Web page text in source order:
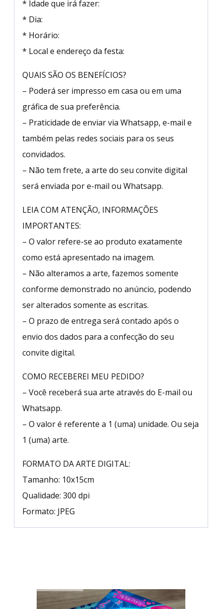
* Idade que irá fazer:
* Dia:
* Horário:
* Local e endereço da festa:
QUAIS SÃO OS BENEFÍCIOS?
– Poderá ser impresso em casa ou em uma
gráfica de sua preferência.
– Praticidade de enviar via Whatsapp, e-mail e
também pelas redes sociais para os seus
convidados.
– Não tem frete, a arte do seu convite digital
será enviada por e-mail ou Whatsapp.
LEIA COM ATENÇÃO, INFORMAÇÕES
IMPORTANTES:
– O valor refere-se ao produto exatamente
como está apresentado na imagem.
– Não alteramos a arte, fazemos somente
conforme demonstrado no anúncio, podendo
ser alterados somente as escritas.
– O prazo de entrega será contado após o
envio dos dados para a confecção do seu
convite digital.
COMO RECEBEREI MEU PEDIDO?
– Você receberá sua arte através do E-mail ou
Whatsapp.
– O valor é referente a 1 (uma) unidade. Ou seja
1 (uma) arte.
FORMATO DA ARTE DIGITAL:
Tamanho: 10x15cm
Qualidade: 300 dpi
Formato: JPEG